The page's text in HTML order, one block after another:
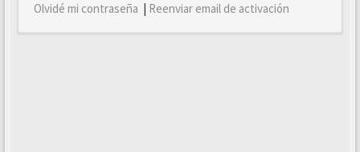
Olvidé mi contraseña | Reenviar email de activación